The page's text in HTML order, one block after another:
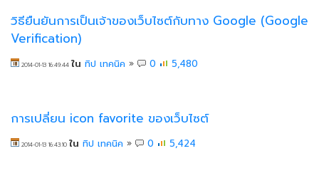
วิธียืนยันการเป็นเจ้าของเว็บไซต์กับทาง Google (Google
Verification)
2014-01-13 16:49:44 ใน ทิป เทคนิค » 0 5,480
การเปลี่ยน icon favorite ของเว็บไซต์
2014-01-13 16:43:10 ใน ทิป เทคนิค » 0 5,424